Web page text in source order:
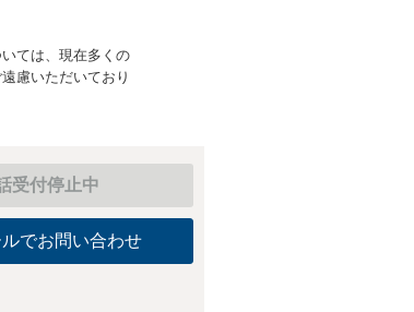
ては、現在多くの
慮いただいており
受付停止中
ルでお問い合わせ